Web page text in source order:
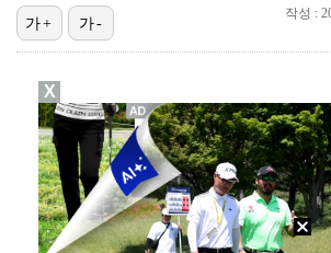
[ST포토] 아현-치키타, 손가락
[ST포토] 장은수, KLPGA 첫 우
[ST포토] 장은수, 선수들과 다
[ST포토] 장은수, 우승 축하 물
작성 :
가+ 가-
X